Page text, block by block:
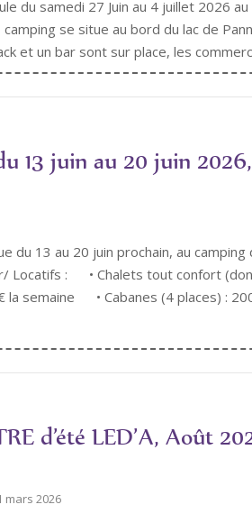
du samedi 27 Juin au 4 juillet 2026
se situe au bord du lac de
et un bar sont sur place, les
13 juin au 20 juin
13 au 20 juin prochain, au camping
Locatifs : • Chalets tout confort
la semaine • Cabanes (4 places) :
d’été LED’A, Août
mars 2026